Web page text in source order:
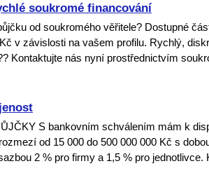
soukromé financování
od soukromého věřitele? Dostupné
v závislosti na vašem profilu. Rychlý,
Kontaktujte nás nyní prostřednictvím
S bankovním schválením mám k
od 15 000 do 500 000 000 Kč s
2 % pro firmy a 1,5 % pro jednotlivce.